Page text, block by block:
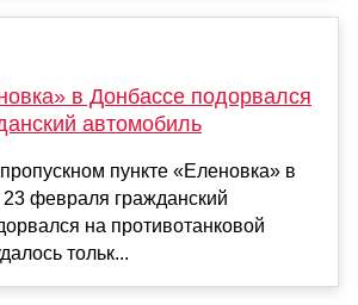
в Донбассе подорвался
автомобиль
пункте «Еленовка» в
февраля гражданский
на противотанковой
тольк...